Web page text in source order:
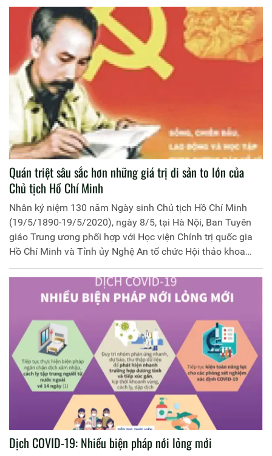
Quán triệt sâu sắc hơn những giá trị di sản to lớn của
Chủ tịch Hồ Chí Minh
Nhân kỷ niệm 130 năm Ngày sinh Chủ tịch Hồ Chí Minh
(19/5/1890-19/5/2020), ngày 8/5, tại Hà Nội, Ban Tuyên
giáo Trung ương phối hợp với Học viện Chính trị quốc gia
Hồ Chí Minh và Tỉnh ủy Nghệ An tổ chức Hội thảo khoa
học cấp quốc gia: "Chủ tịch Hồ Chí Minh với sự nghiệp đổi
mới, phát triển và bảo vệ Tổ quốc".
Dịch COVID-19: Nhiều biện pháp nới lỏng mới